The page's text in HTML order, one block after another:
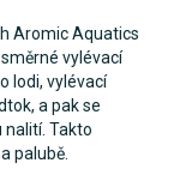
Aromic Aquatics
vylévací
lodi, vylévací
a pak se
nalití. Takto
palubě.